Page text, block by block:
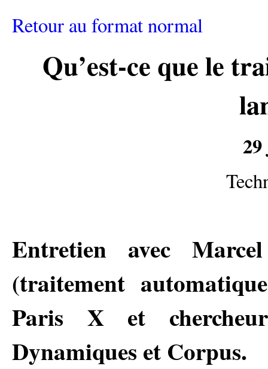
Retour au format normal
Qu’est-ce que le
Entretien avec
(traitement
Paris X et
Dynamiques et Corpus.